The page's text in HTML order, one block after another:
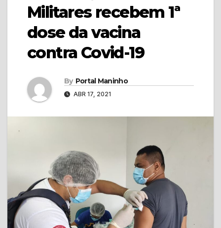
Militares recebem 1ª
dose da vacina
contra Covid-19
By Portal Maninho
ABR 17, 2021